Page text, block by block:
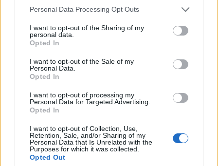
Personal Data Processing Opt Outs
I want to opt-out of the Sharing of my
personal data.
Opted In
I want to opt-out of the Sale of my
Personal Data.
Opted In
I want to opt-out of processing my
Personal Data for Targeted Advertising.
Opted In
I want to opt-out of Collection, Use,
Retention, Sale, and/or Sharing of my
Personal Data that Is Unrelated with the
Purposes for which it was collected.
Opted Out
Edellinen artikkeli
Täysin käsittämätön missaus –
Nottinghamin Chris Wood tykitti
kahdesta metristä tolppaan
Seuraava artikkeli
”Kotipelit valkoisissa vain
mainosp***an vuoksi?” – Union
Suomen MM-karsintojen näkymät –
todellinen jalkapallokommentaattorin
analyysi
Suomi-Hollanti näkyy ilmaiseksi TV:stä –